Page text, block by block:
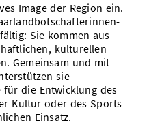
Image der Region ein.
Sie kommen aus
kulturellen
Gemeinsam und mit
sie
die Entwicklung des
Kultur oder des Sports
Einsatz.